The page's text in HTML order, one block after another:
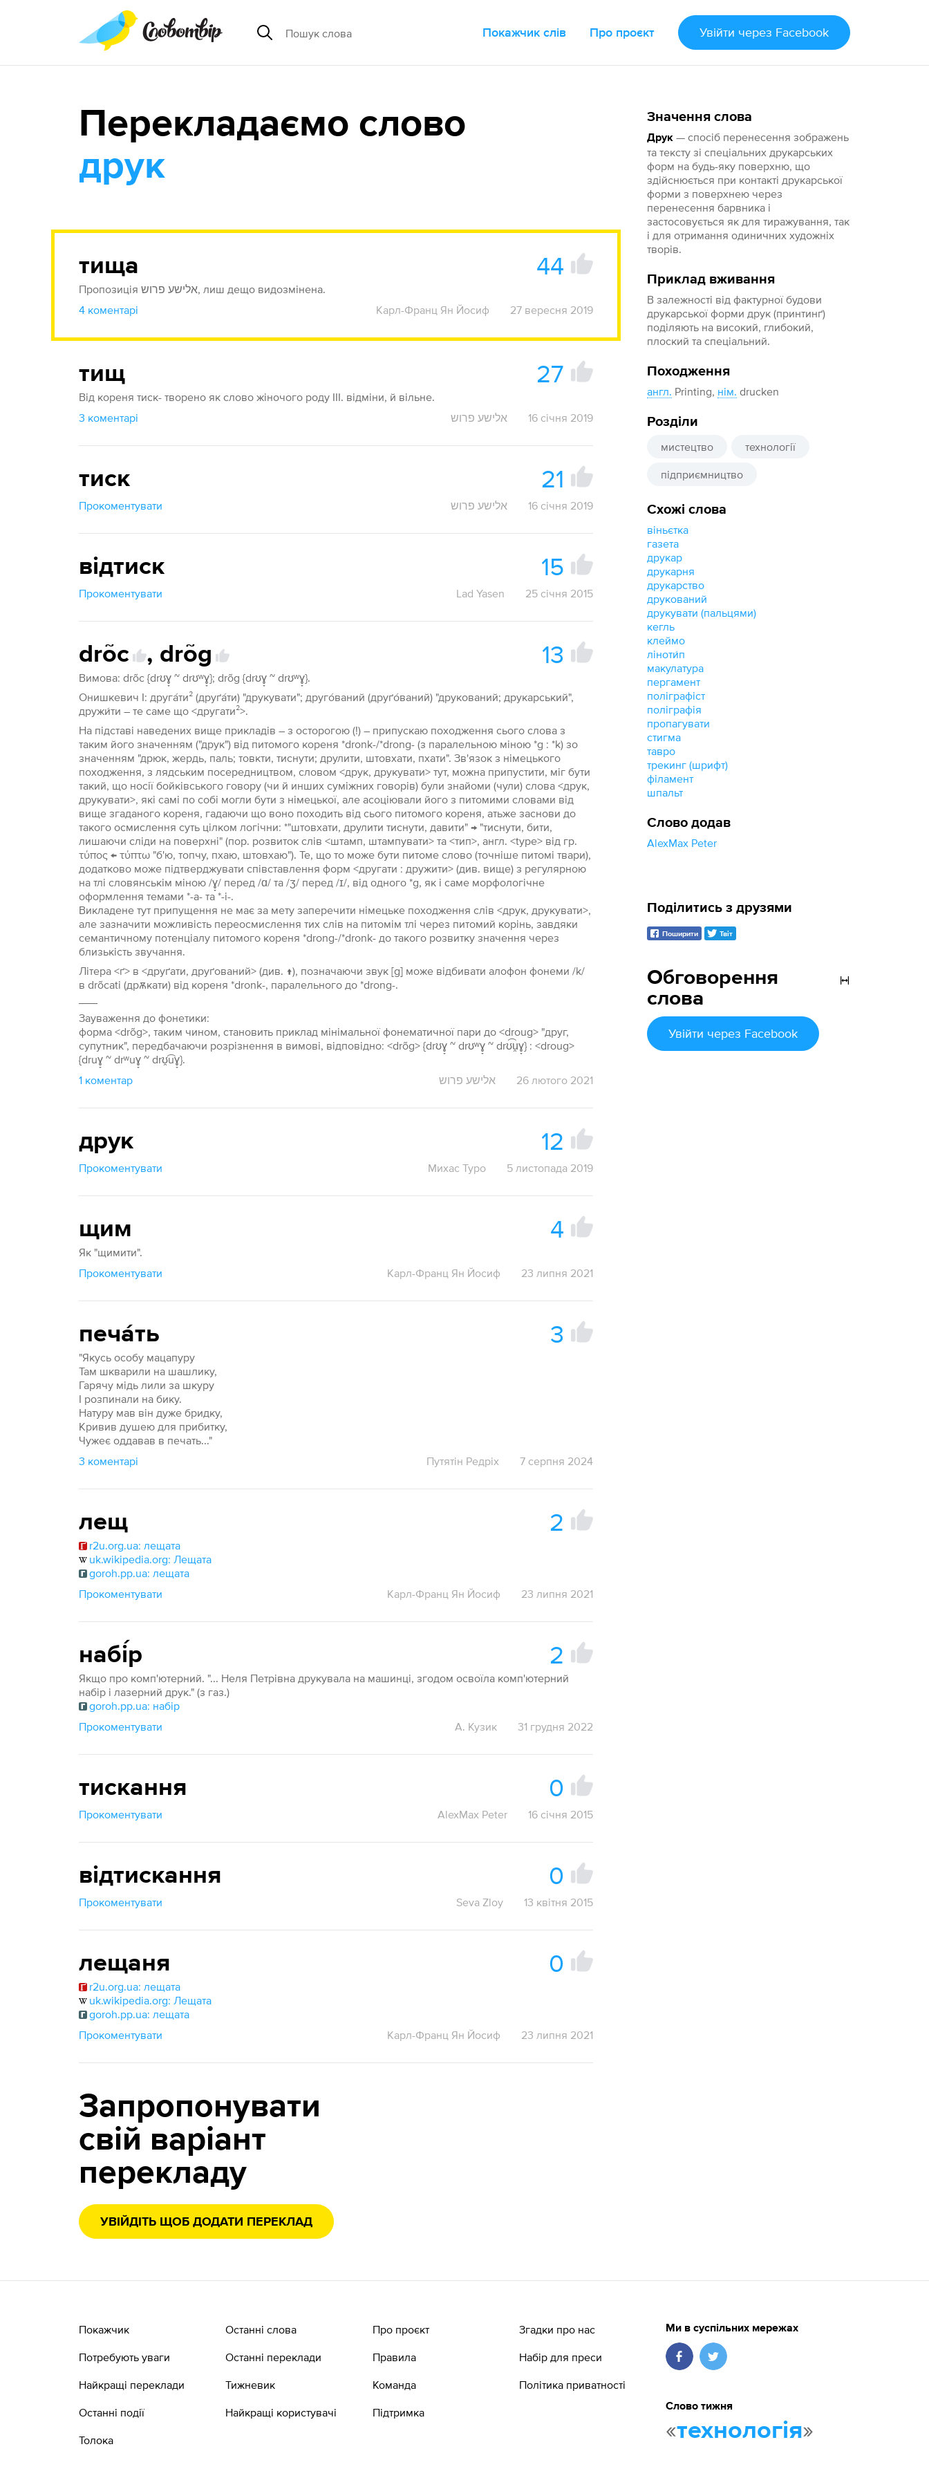
Покажчик слів Про проєкт Увійти через Facebook
Значення слова
Друк — спосіб перенесення зображень
та тексту зі спеціальних друкарських
форм на будь-яку поверхню, що
здійснюється при контакті друкарської
форми з поверхнею через
перенесення барвника і
застосовується як для тиражування, так
і для отримання одиничних художніх
творів.
Приклад вживання
В залежності від фактурної будови
друкарської форми друк (принтинґ)
поділяють на високий, глибокий,
плоский та спеціальний.
Походження
англ. Printing, нім. drucken
Розділи
мистецтво технології
підприємництво
Схожі слова
віньєтка
газета
друкар
друкарня
друкарство
друкований
друкувати (пальцями)
кегль
клеймо
ліноти́п
макулатура
пергамент
поліграфіст
поліграфія
пропагувати
стигма
тавро
трекинг (шрифт)
філамент
шпальт
Слово додав
AlexMax Peter
Перекладаємо слово
друк
тища 44
Пропозиція אלישע פרוש, лиш дещо видозмінена.
4 коментарі
Карл-Франц Ян Йосиф 27 вересня 2019
тищ 27
Від кореня тиск- творено як слово жіночого роду ІІІ. відміни, й вільне.
3 коментарі
אלישע פרוש 16 січня 2019
тиск 21
Прокоментувати אלישע פרוש 16 січня 2019
відтиск 15
Прокоментувати Lad Yasen 25 січня 2015
drõc , drõg 13
Вимова: drõc {drʊɣ̞ ~ drʊʷɣ̞}; drõg {drʊɣ̞ ~ drʊʷɣ̞}.
Онишкевич І: друга́ти² (друґа́ти) "друкувати"; друго́ваний (друґо́ваний) "друкований; друкарський",
дружи́ти – те саме що <другати²>.
На підставі наведених вище прикладів – з осторогою (!) – припускаю походження сього слова з
таким його значенням ("друк") від питомого кореня *dronk-/*drong- (з паралельною міною *g : *k) зо
значенням "дрюк, жердь, паль; товкти, тиснути; друлити, штовхати, пхати". Зв'язок з німецького
походження, з лядським посередництвом, словом <друк, друкувати> тут, можна припустити, міг бути
такий, що носії бойківського говору (чи й инших суміжних говорів) були знайоми (чули) слова <друк,
друкувати>, які самі по собі могли бути з німецької, але асоціювали його з питомими словами від
вище згаданого кореня, гадаючи що воно походить від сього питомого кореня, атьже заснови до
такого осмислення суть цілком логічни: *"штовхати, друлити тиснути, давити" → "тиснути, бити,
лишаючи сліди на поверхні" (пор. розвиток слів <штамп, штампувати> та <тип>, англ. <type> від гр.
τύπος ← τύπτω "б'ю, топчу, пхаю, штовхаю"). Те, що то може бути питоме слово (точніше питомі твари),
додатково може підтверджувати співставлення форм <другати : дружити> (див. вище) з регулярною
на тлі словянськім міною /ɣ̞/ перед /ɑ/ та /ʒ/ перед /ɪ/, від одного *g, як і саме морфологічне
оформлення темами *-а- та *-і-.
Викладене тут припущення не має за мету заперечити німецьке походження слів <друк, друкувати>,
але зазначити можливість переосмислення тих слів на питомім тлі через питомий корінь, завдяки
семантичному потенціалу питомого кореня *drong-/*dronk- до такого розвитку значення через
близькість звучання.
Літера <ґ> в <друґати, друґований> (див. ↑), позначаючи звук [g] може відбивати алофон фонеми /k/
в drõcati (дрѫкати) від кореня *dronk-, паралельного до *drong-.
Зауваження до фонетики:
форма <drõg>, таким чином, становить приклад мінімальної фонематичної пари до <droug> "друг,
супутник", передбачаючи розрізнення в вимові, відповідно: <drõg> {drʊɣ̞ ~ drʊʷɣ̞ ~ drʊ͡u̯ɣ̞} : <droug>
{druɣ̞ ~ drʷuɣ̞ ~ drʊ̯͡uɣ̞}.
1 коментар
אלישע פרוש 26 лютого 2021
друк 12
Прокоментувати Михас Туро 5 листопада 2019
щим 4
Як "щимити".
Прокоментувати
Карл-Франц Ян Йосиф 23 липня 2021
печа́ть 3
"Якусь особу мацапуру
Там шкварили на шашлику,
Гарячу мідь лили за шкуру
І розпинали на бику.
Натуру мав він дуже бридку,
Кривив душею для прибитку,
Чужеє оддавав в печать..."
3 коментарі
Путятін Редріх 7 серпня 2024
лещ 2
r2u.org.ua: лещата
uk.wikipedia.org: Лещата
goroh.pp.ua: лещата
Прокоментувати
Карл-Франц Ян Йосиф 23 липня 2021
набі́р 2
Якщо про комп'ютерний. "... Неля Петрівна друкувала на машинці, згодом освоїла комп'ютерний
набір і лазерний друк." (з газ.)
goroh.pp.ua: набір
Прокоментувати
А. Кузик 31 грудня 2022
тискання 0
Прокоментувати AlexMax Peter 16 січня 2015
відтискання 0
Прокоментувати Seva Zloy 13 квітня 2015
лещаня 0
r2u.org.ua: лещата
uk.wikipedia.org: Лещата
goroh.pp.ua: лещата
Прокоментувати
Карл-Франц Ян Йосиф 23 липня 2021
Запропонувати
свій варіант
перекладу
УВІЙДІТЬ ЩОБ ДОДАТИ ПЕРЕКЛАД
Обговорення
слова
Увійти через Facebook
Поділитись з друзями
Поширити Твіт
Покажчик
Потребують уваги
Найкращі переклади
Останні події
Толока
Останні слова
Останні переклади
Тижневик
Найкращі користувачі
Про проєкт
Правила
Команда
Підтримка
Згадки про нас
Набір для преси
Політика приватності
Ми в суспільних мережах
Слово тижня
«технологія»